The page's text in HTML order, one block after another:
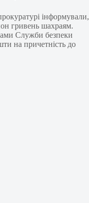
інформували,
гривень шахраям.
Служби безпеки
на причетність до